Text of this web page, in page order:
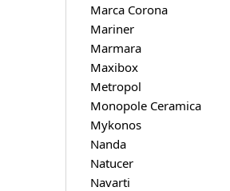
Marca Corona
Mariner
Marmara
Maxibox
Metropol
Monopole Ceramica
Mykonos
Nanda
Natucer
Navarti